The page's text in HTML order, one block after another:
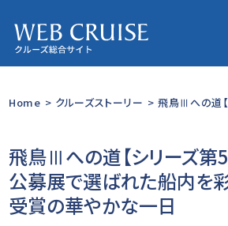
Home > クルーズストーリー > 飛鳥Ⅲへの道
飛鳥Ⅲへの道【シリーズ第5
公募展で選ばれた船内を
受賞の華やかな一日